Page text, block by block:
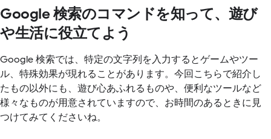
Google 検索のコマンドを知って、遊び
や生活に役立てよう
Google 検索では、特定の文字列を入力するとゲームやツー
ル、特殊効果が現れることがあります。今回こちらで紹介し
たもの以外にも、遊び心あふれるものや、便利なツールなど
様々なものが用意されていますので、お時間のあるときに見
つけてみてくださいね。